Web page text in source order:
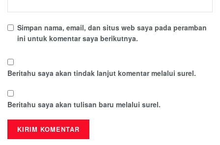
Simpan nama, email, dan situs web saya pada peramban
ini untuk komentar saya berikutnya.
Beritahu saya akan tindak lanjut komentar melalui surel.
Beritahu saya akan tulisan baru melalui surel.